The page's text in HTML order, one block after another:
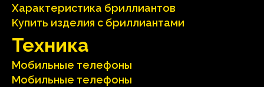
Характеристика бриллиантoв
Kупить изделия c бриллиантами
Техника
Мобильные телефоны
Мобильные телефоны